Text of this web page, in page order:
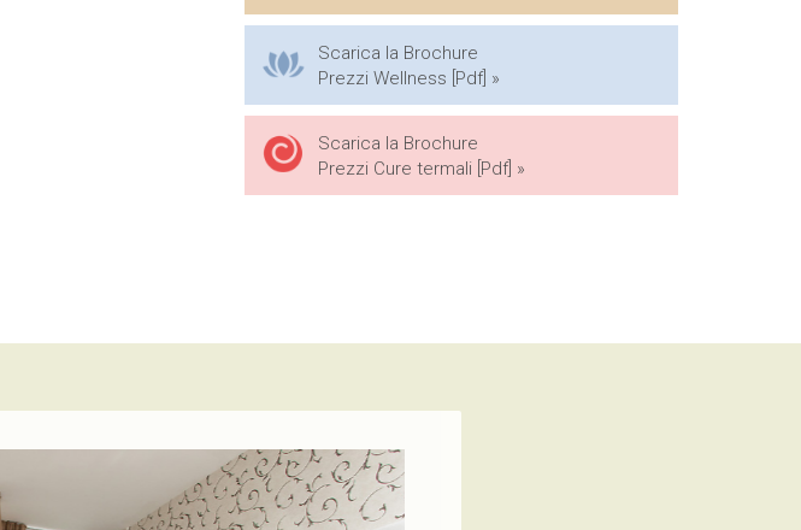
Scarica la Brochure
Prezzi Wellness [Pdf] »
Scarica la Brochure
Prezzi Cure termali [Pdf] »